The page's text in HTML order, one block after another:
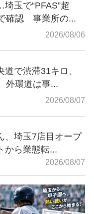
玉で“PFAS”超
確認 事業所の...
2026/08/06
道で渋滞31キロ、
環道は事...
2026/08/07
、埼玉7店目オープ
ら業態転...
2026/08/07